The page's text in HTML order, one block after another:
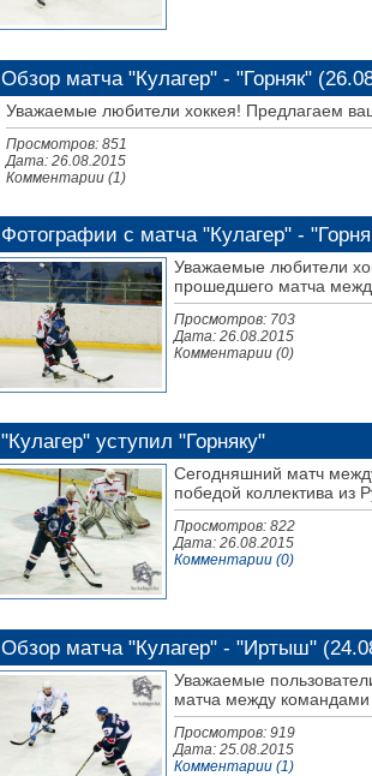
Обзор матча "Кулагер" - "Горняк"
Уважаемые любители хоккея! Предлагаем
Просмотров: 851
Дата: 26.08.2015
Комментарии (1)
Фотографии с матча "Кулагер" -
Уважаемые любители
прошедшего матча
Просмотров: 703
Дата: 26.08.2015
Комментарии (0)
"Кулагер" уступил "Горняку"
Сегодняшний матч
победой коллектива из
Просмотров: 822
Дата: 26.08.2015
Комментарии (0)
Обзор матча "Кулагер" - "Иртыш"
Уважаемые
матча между
Просмотров: 919
Дата: 25.08.2015
Комментарии (1)